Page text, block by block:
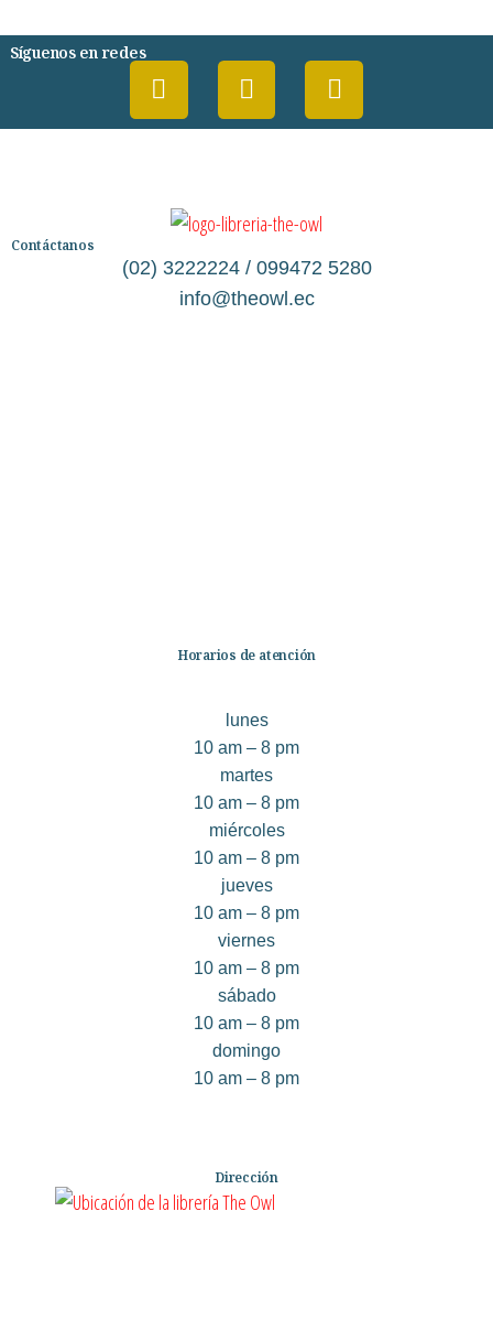
Síguenos en redes
Contáctanos
(02) 3222224 / 099472 5280
info@theowl.ec
Horarios de atención
lunes
10 am – 8 pm
martes
10 am – 8 pm
miércoles
10 am – 8 pm
jueves
10 am – 8 pm
viernes
10 am – 8 pm
sábado
10 am – 8 pm
domingo
10 am – 8 pm
Dirección